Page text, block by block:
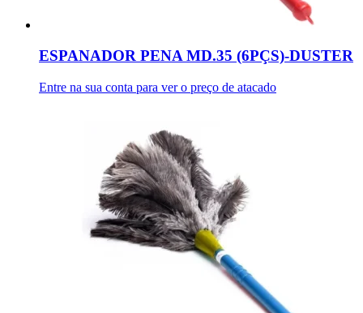
ESPANADOR PENA MD.35 (6PÇS)-DUSTER
Entre na sua conta para ver o preço de atacado